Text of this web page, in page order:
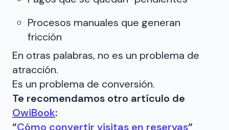
Procesos manuales que generan
fricción
En otras palabras, no es un problema de
atracción.
Es un problema de conversión.
Te recomendamos otro artículo de
OwiBook:
“Cómo convertir visitas en reservas“